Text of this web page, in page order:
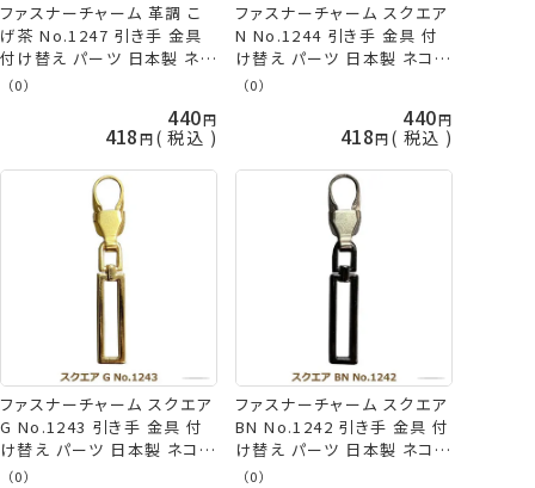
ファスナーチャーム 革調 こ
げ茶 No.1247 引き手 金具
付け替え パーツ 日本製 ネコ
ポス可 ミササ 手芸の山久
（0）
440
418 税込
ファスナーチャーム スクエア
N No.1244 引き手 金具 付
け替え パーツ 日本製 ネコポ
ス可 ミササ 手芸の山久
（0）
440
418 税込
ファスナーチャーム スクエア
G No.1243 引き手 金具 付
け替え パーツ 日本製 ネコポ
ス可 ミササ 手芸の山久
（0）
ファスナーチャーム スクエア
BN No.1242 引き手 金具 付
け替え パーツ 日本製 ネコポ
ス可 ミササ 手芸の山久
（0）